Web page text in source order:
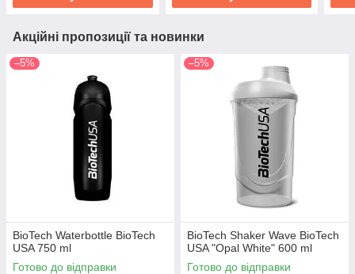
Акційні пропозиції та новинки
–5%
BioTech Waterbottle BioTech
USA 750 ml
Готово до відправки
–5%
BioTech Shaker Wave BioTech
USA "Opal White" 600 ml
Готово до відправки